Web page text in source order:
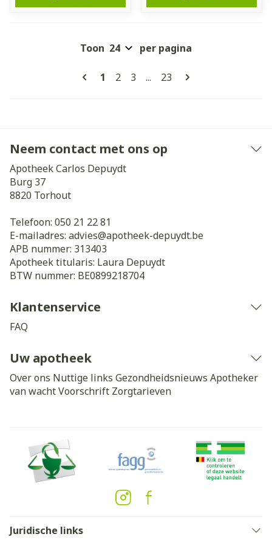
Pagina's
U lees momenteel pagina
1 Pagina
2 Pagina
3 ... Pagina
23
Toon per pagina
Neem contact met ons op
Apotheek Carlos Depuydt
Burg 37
8820 Torhout
Telefoon: 050 21 22 81
E-mailadres: advies@apotheek-depuydt.be
APB nummer: 313403
Apotheek titularis: Laura Depuydt
BTW nummer: BE0899218704
Klantenservice
FAQ
Uw apotheek
Over ons Nuttige links Gezondheidsnieuws Apotheker
van wachtVoorschrift Zorgtarieven
Juridische links